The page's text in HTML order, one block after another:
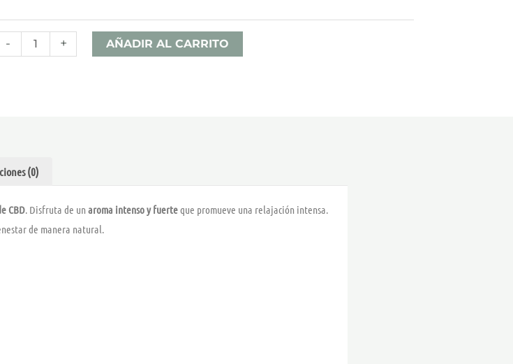
desde
-
SKUNK
+ AÑADIR AL CARRITO
(0)
CBD. Disfruta de un aroma intenso y fuerteque promueve una relajación intensa.
de manera natural.